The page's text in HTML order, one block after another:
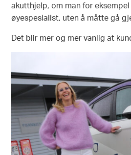
akutthjelp, om man for
øyespesialist, uten å måtte gå
Det blir mer og mer vanlig at